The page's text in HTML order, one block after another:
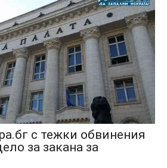
с тежки обвинения
за закана за